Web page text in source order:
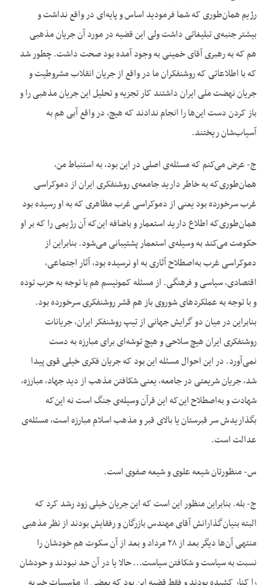
رژیم همان‌طوری که شما فرمودید اساس و پایه‌ای در واقع نداشت و
بیشتر جنبه‌ی تبلیغاتی داشت ولی این قضیه در مورد آن جریان مذهبی
هم که به رهبری آقای خمینی به وجود آمده بود صحت داشت. چطور شد
که با اطلاعاتی که روشنفکران ما در واقع از جریان انقلاب مشروطیت و
جریان نهضت ملی ایران داشتند کار تجزیه و تحلیل این جریان مذهبی را و
باز کردن دست این‌ها را انجام ندادند که هیچ، در واقع آبی هم به
آسیاب‌شان ریختند.
ج- عرض می‌کنم که مسئله‌ی اصلی در این بود، به استنباط من،
همان‌طوری‌که به خاطر دارید جامعه‌ی روشنفکری ایران از دموکراسی
غرب سرخورده بود یعنی از دموکراسی غرب مظاهری که به او رسیده بود
همان‌طوری‌که اطلاع دارید استعمار و باضافه این‌که آن رژیمی را که بر او
حکومت می‌کند به وسیله‌ی استعمار پشتیبانی می‌شود. بنابراین از
دموکراسی غرب به‌اصطلاح آثاری به او نرسیده بود، آثار اجتماعی،
اقتصادی، سیاسی و فرهنگی. از مسئله کمونیسم هم با توجه به حزب توده
و با توجه به عملکردهای شوروی باز هم قشر روشنفکری سرخورده بود.
بنابراین در میان دو گرایش جهانی از تیپ روشنفکر ایران، جریانات
روشنفکری ایران هیچ سلاحی و هیچ توشه‌ای برای مبارزه به دست
نمی‌آورد. در این احوال مسئله این بود که جریان فکری خیلی قوی پیدا
شد، جریان شریعتی در جامعه، یعنی شکافتن مذهب از دید جهاد، مبارزه،
شهادت و به‌اصطلاح این‌که این قرآن وسیله‌ی جنگ است نه این‌که
بگذاریدش سر قبرستان یا بالای قبر و مذهب اسلام مبارزه است، مسئله‌ی
عدالت است.
س- منظورتان شیعه علوی و شیعه صفوی است.
ج- بله. بنابراین منظور این است که این جریان خیلی زود رشد کرد که
البته بنیان‌گذارانش آقای مهندس بازرگان و رفقایش بودند از نظر مذهبی
منتهی آن‌ها دیگر بعد از ۲۸ مرداد و بعد از آن سکوت هم خودشان را
نسبت به سیاست و شکافتن سیاست… حالا یا در آن حد نبودند و حودشان